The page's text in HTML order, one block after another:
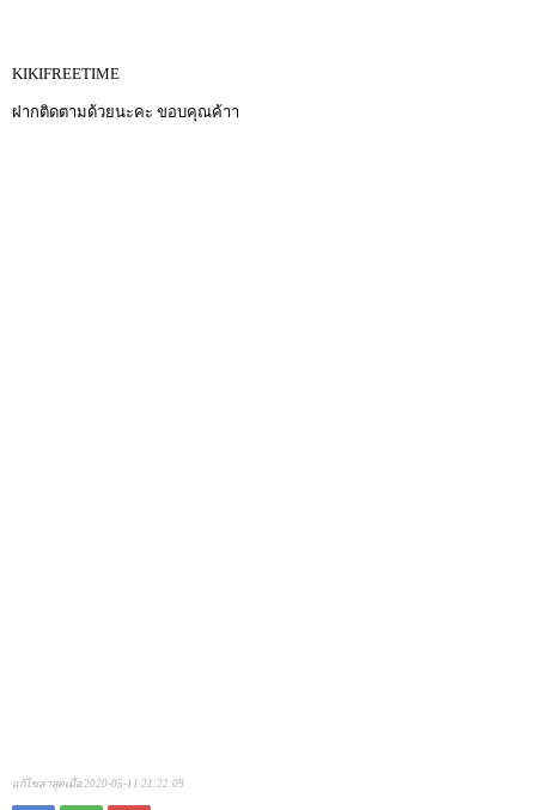
KIKIFREETIME
ฝากติดตามด้วยนะคะ ขอบคุณค้าา
แก้ไขล่าสุดเมื่อ 2020-05-11 21:22:09